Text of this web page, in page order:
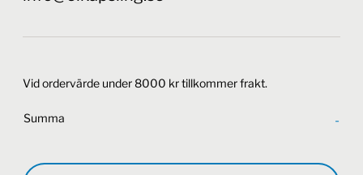
Vid ordervärde under 8000 kr tillkommer frakt.
Summa -